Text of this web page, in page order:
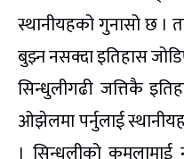
स्थानीयहको गुनासो छ ।
बुझ्न नसक्दा इतिहास
सिन्धुलीगढी जत्तिकै
ओझेलमा पर्नुलाई